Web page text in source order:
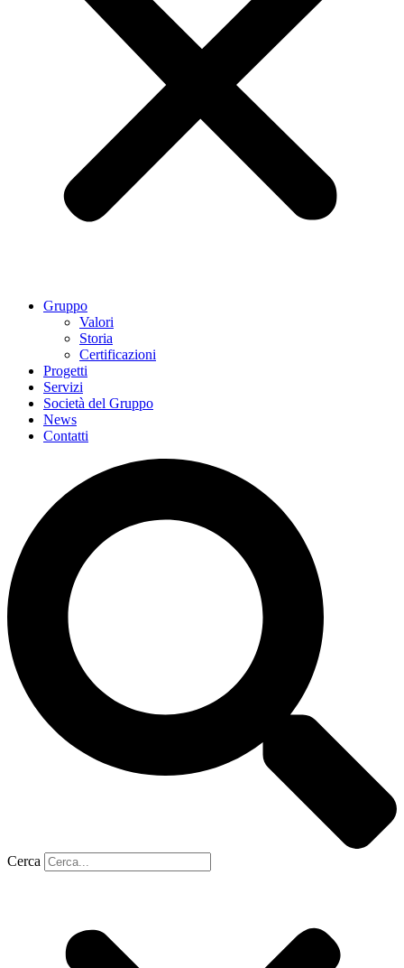
Gruppo
Valori
Storia
Certificazioni
Progetti
Servizi
Società del Gruppo
News
Contatti
Cerca